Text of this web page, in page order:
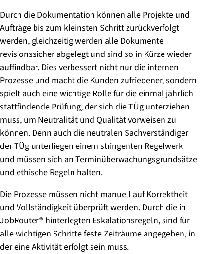
Durch die Dokumentation können alle Projekte und
Aufträge bis zum kleinsten Schritt zurückverfolgt
werden, gleichzeitig werden alle Dokumente
revisionssicher abgelegt und sind so in Kürze wieder
auffindbar. Dies verbessert nicht nur die internen
Prozesse und macht die Kunden zufriedener, sondern
spielt auch eine wichtige Rolle für die einmal jährlich
stattfindende Prüfung, der sich die TÜg unterziehen
muss, um Neutralität und Qualität vorweisen zu
können. Denn auch die neutralen Sachverständiger
der TÜg unterliegen einem stringenten Regelwerk
und müssen sich an Terminüberwachungsgrundsätze
und ethische Regeln halten.
Die Prozesse müssen nicht manuell auf Korrektheit
und Vollständigkeit überprüft werden. Durch die in
JobRouter® hinterlegten Eskalationsregeln, sind für
alle wichtigen Schritte feste Zeiträume angegeben, in
der eine Aktivität erfolgt sein muss.